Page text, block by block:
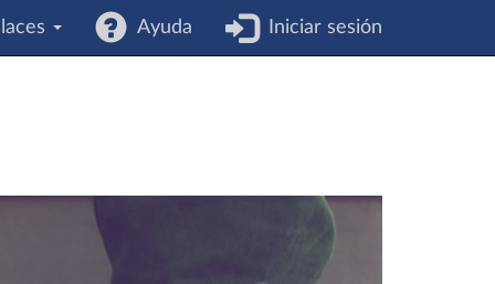
Ayuda Iniciar sesión